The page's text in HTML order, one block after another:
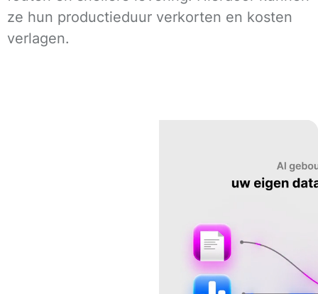
ze hun productieduur verkorten en kosten
verlagen.